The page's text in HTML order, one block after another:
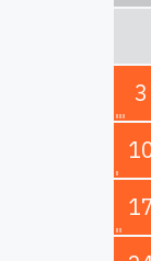
3
17